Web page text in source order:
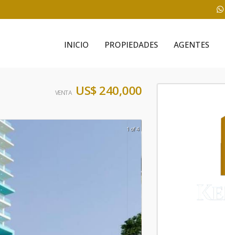
INICIO PROPIEDADES AGENTES
VENTA US$ 240,000
1 of 4